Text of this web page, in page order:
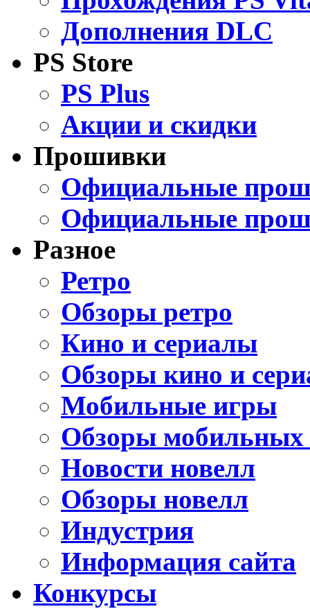
Дополнения DLC
PS Store
PS Plus
Акции и скидки
Прошивки
Официальные
Официальные
Разное
Ретро
Обзоры ретро
Кино и сериалы
Обзоры кино и
Мобильные игры
Обзоры мобильных
Новости новелл
Обзоры новелл
Индустрия
Информация сайта
Конкурсы